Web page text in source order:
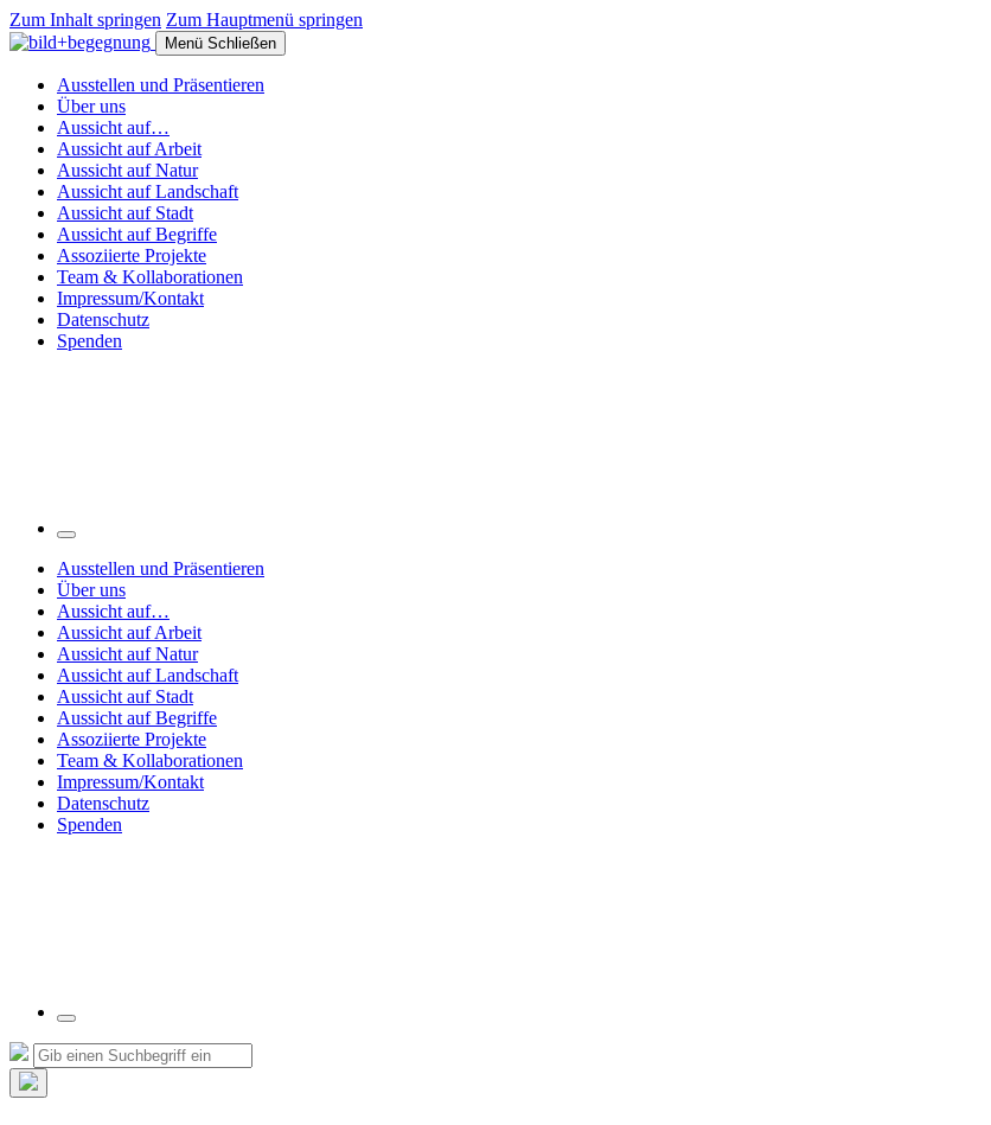
Zum Inhalt springen Zum Hauptmenü springen
Menü Schließen
Ausstellen und Präsentieren
Über uns
Aussicht auf…
Aussicht auf Arbeit
Aussicht auf Natur
Aussicht auf Landschaft
Aussicht auf Stadt
Aussicht auf Begriffe
Assoziierte Projekte
Team & Kollaborationen
Impressum/Kontakt
Datenschutz
Spenden
Suchfeld
umschalten
Ausstellen und Präsentieren
Über uns
Aussicht auf…
Aussicht auf Arbeit
Aussicht auf Natur
Aussicht auf Landschaft
Aussicht auf Stadt
Aussicht auf Begriffe
Assoziierte Projekte
Team & Kollaborationen
Impressum/Kontakt
Datenschutz
Spenden
Suchfeld
umschalten
Suche
nach:
Suchen
Such-